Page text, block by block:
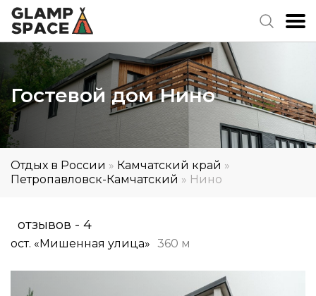
Гостевой дом Нино
Отдых в России » Камчатский край »
Петропавловск-Камчатский » Нино
отзывов - 4
ост. «Мишенная улица» 360 м